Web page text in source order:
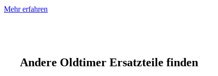
Mehr erfahren
Andere Oldtimer Ersatzteile finden